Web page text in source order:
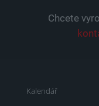
Chcete
Kalendář